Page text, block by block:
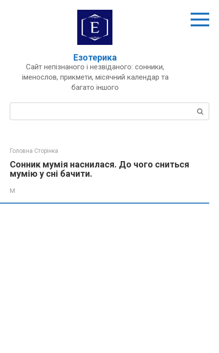
Езотерика
Сайт непізнаного і незвіданого: сонники,
іменослов, прикмети, місячний календар та
багато іншого
Пошук:
Головна Сторінка
Сонник мумія наснилася. До чого сниться
мумію у сні бачити.
М